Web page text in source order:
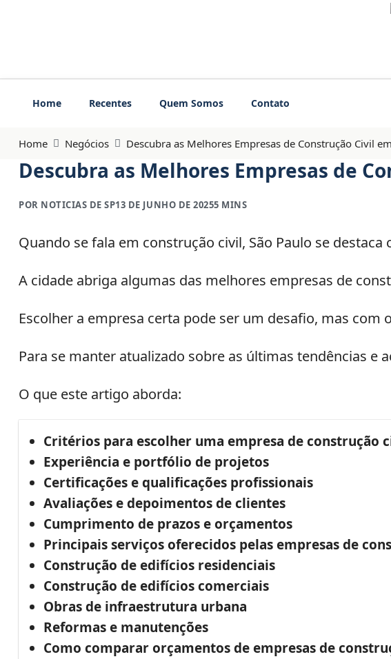
Home Recentes Quem Somos Contato
Home Negócios Descubra as Melhores Empresas de Construção Civil
Descubra as Melhores Empresas de
POR NOTICIAS DE SP13 DE JUNHO DE 20255 MINS
Quando se fala em construção civil, São Paulo se
A cidade abriga algumas das melhores empresas de
Escolher a empresa certa pode ser um desafio, mas
Para se manter atualizado sobre as últimas tendências e
O que este artigo aborda:
Critérios para escolher uma empresa de construção
Experiência e portfólio de projetos
Certificações e qualificações profissionais
Avaliações e depoimentos de clientes
Cumprimento de prazos e orçamentos
Principais serviços oferecidos pelas empresas de
Construção de edifícios residenciais
Construção de edifícios comerciais
Obras de infraestrutura urbana
Reformas e manutenções
Como comparar orçamentos de empresas de